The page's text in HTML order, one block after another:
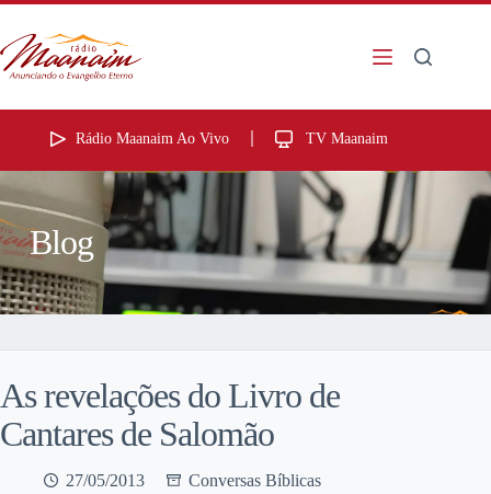
Rádio Maanaim Ao Vivo TV Maanaim
Blog
As revelações do Livro de
Cantares de Salomão
27/05/2013 Conversas Bíblicas